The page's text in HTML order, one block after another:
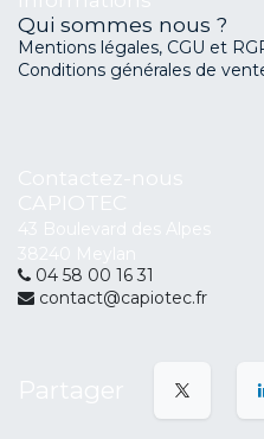
Qui sommes nous ?
Mentions légales, CGU et
Conditions générales de
04 58 00 16 31
contact@capiotec.fr